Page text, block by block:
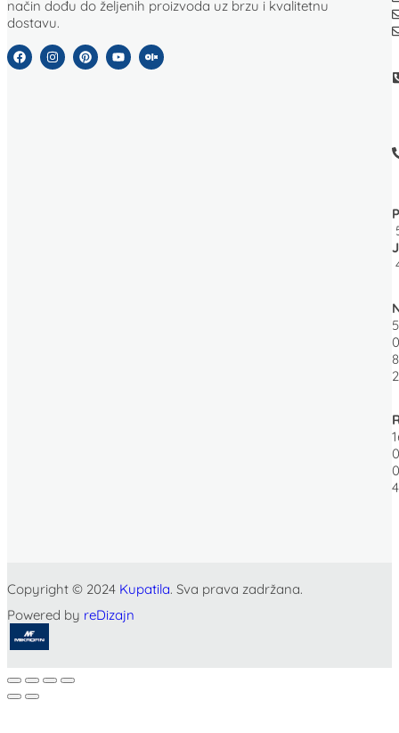
način dođu do željenih proizvoda uz brzu i kvalitetnu
dostavu.
Copyright © 2024 Kupatila. Sva prava zadržana.
Powered by reDizajn